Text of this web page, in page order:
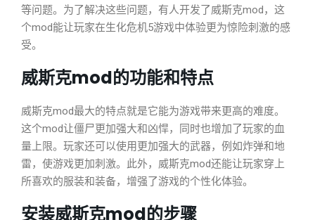
等问题。为了解决这些问题，有人开发了威斯克mod，这
个mod能让玩家在生化危机5游戏中体验更为惊险刺激的感
受。
威斯克mod的功能和特点
威斯克mod最大的特点就是它能为游戏带来更高的难度。
这个mod让僵尸更加强大和凶悍，同时也增加了玩家的血
量上限。玩家还可以使用更加强大的武器，例如炸弹和地
雷，使游戏更加刺激。此外，威斯克mod还能让玩家穿上
所喜欢的服装和装备，增强了游戏的个性化体验。
安装威斯克mod的步骤